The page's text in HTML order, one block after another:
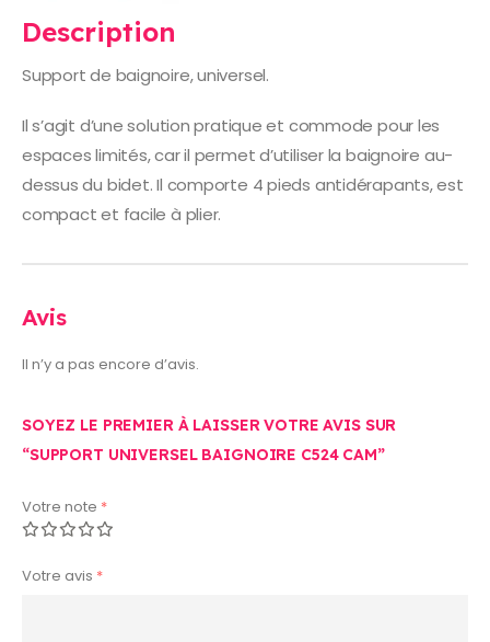
Description
Support de baignoire, universel.
Il s’agit d’une solution pratique et commode pour les
espaces limités, car il permet d’utiliser la baignoire au-
dessus du bidet. Il comporte 4 pieds antidérapants, est
compact et facile à plier.
Avis
Il n’y a pas encore d’avis.
SOYEZ LE PREMIER À LAISSER VOTRE AVIS SUR
“SUPPORT UNIVERSEL BAIGNOIRE C524 CAM”
Votre note *
Votre avis *